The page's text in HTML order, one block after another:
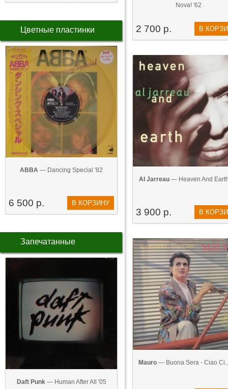
Цветные пластинки
ABBA — Dancing Special '82
6 500 р. В КОРЗИНУ
Запечатанные
Daft Punk— Human After All '05
Nova! '62
2 700 р. В
Al Jarreau— Heaven And
3 900 р. В
Mauro— Buona Sera - Ciao